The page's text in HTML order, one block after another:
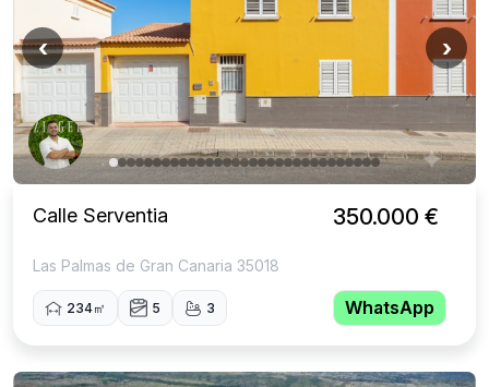
‹ ›
Calle Serventia
Las Palmas de Gran Canaria 35018
234㎡ 5 3
350.000 €
WhatsApp